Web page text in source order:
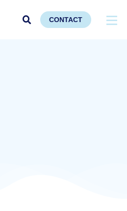
CONTACT